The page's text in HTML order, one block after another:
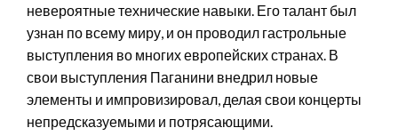
невероятные технические навыки. Его талант был
узнан по всему миру, и он проводил гастрольные
выступления во многих европейских странах. В
свои выступления Паганини внедрил новые
элементы и импровизировал, делая свои концерты
непредсказуемыми и потрясающими.